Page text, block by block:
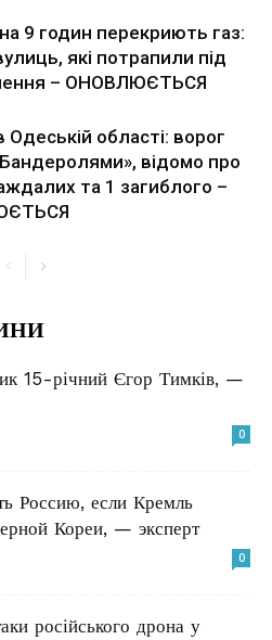
9 годин перекриють газ:
які потрапили під
– ОНОВЛЮЄТЬСЯ
Одеській області: ворог
відомо про
та 1 загиблого –
15-річний Єгор Тимків, —
0
Россию, если Кремль
Кореи, — эксперт
0
російського дрона у